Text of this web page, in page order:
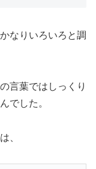
なりいろいろと調
言葉ではしっくり
でした。
、